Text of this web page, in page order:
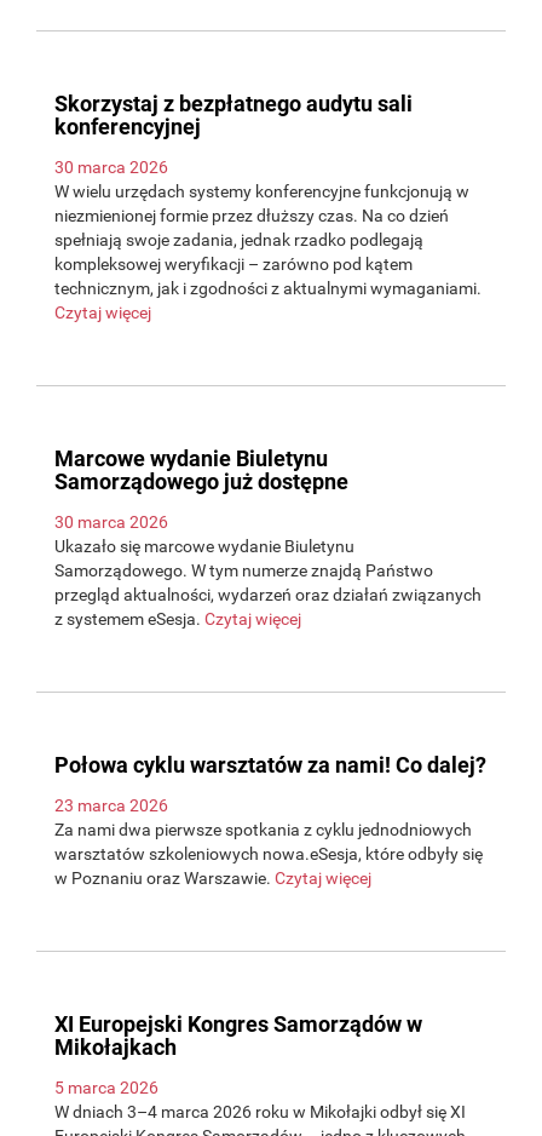
Skorzystaj z bezpłatnego audytu sali
konferencyjnej
30 marca 2026
W wielu urzędach systemy konferencyjne funkcjonują w
niezmienionej formie przez dłuższy czas. Na co dzień
spełniają swoje zadania, jednak rzadko podlegają
kompleksowej weryfikacji – zarówno pod kątem
technicznym, jak i zgodności z aktualnymi wymaganiami.
Czytaj więcej
Marcowe wydanie Biuletynu
Samorządowego już dostępne
30 marca 2026
Ukazało się marcowe wydanie Biuletynu
Samorządowego. W tym numerze znajdą Państwo
przegląd aktualności, wydarzeń oraz działań związanych
z systemem eSesja. Czytaj więcej
Połowa cyklu warsztatów za nami! Co dalej?
23 marca 2026
Za nami dwa pierwsze spotkania z cyklu jednodniowych
warsztatów szkoleniowych nowa.eSesja, które odbyły się
w Poznaniu oraz Warszawie. Czytaj więcej
XI Europejski Kongres Samorządów w
Mikołajkach
5 marca 2026
W dniach 3–4 marca 2026 roku w Mikołajki odbył się XI